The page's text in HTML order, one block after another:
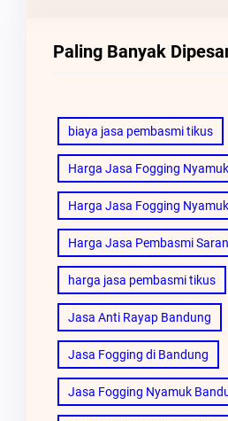
Paling Banyak
biaya jasa pembasmi tikus
Harga Jasa Fogging Nyamuk
Harga Jasa Fogging
Harga Jasa Pembasmi
harga jasa pembasmi tikus
Jasa Anti Rayap Bandung
Jasa Fogging di Bandung
Jasa Fogging Nyamuk